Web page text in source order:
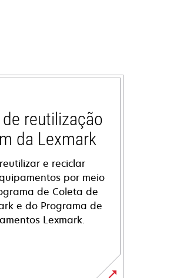
reutilização
da Lexmark
e reciclar
por meio
de Coleta de
e do Programa de
Lexmark.